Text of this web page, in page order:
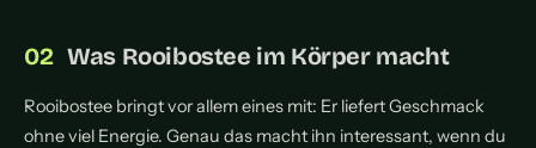
Was Rooibostee im Körper macht
Rooibostee bringt vor allem eines mit: Er liefert Geschmack
ohne viel Energie. Genau das macht ihn interessant, wenn du